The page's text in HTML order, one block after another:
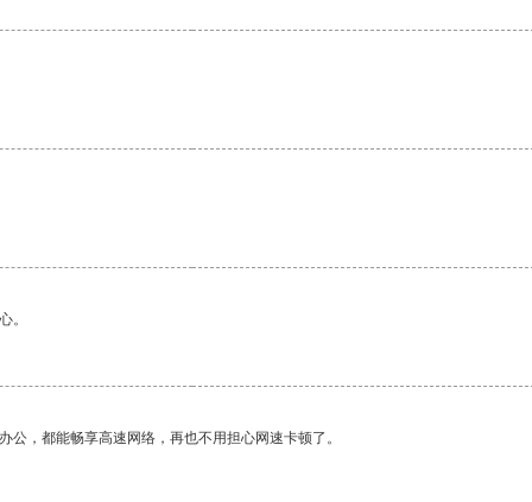
。
，都能畅享高速网络，再也不用担心网速卡顿了。